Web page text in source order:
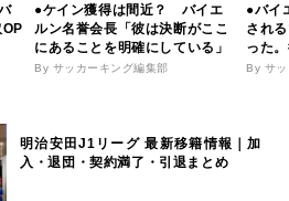
●ケイン獲得は間近？ バイエ
ルン名誉会長「彼は決断がここ
にあることを明確にしている」
By サッカーキング編集部
●バイ
され
った
By サ
明治安田J1リーグ 最新移籍情報｜加
入・退団・契約満了・引退まとめ